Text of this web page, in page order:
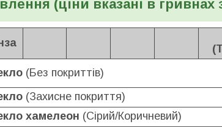
(ціни вказані в гривнах
(Без покриттів)
(Захисне покриття)
хамелеон (Сірий/Коричневий)